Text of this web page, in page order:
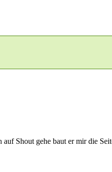
Shout gehe baut er mir die